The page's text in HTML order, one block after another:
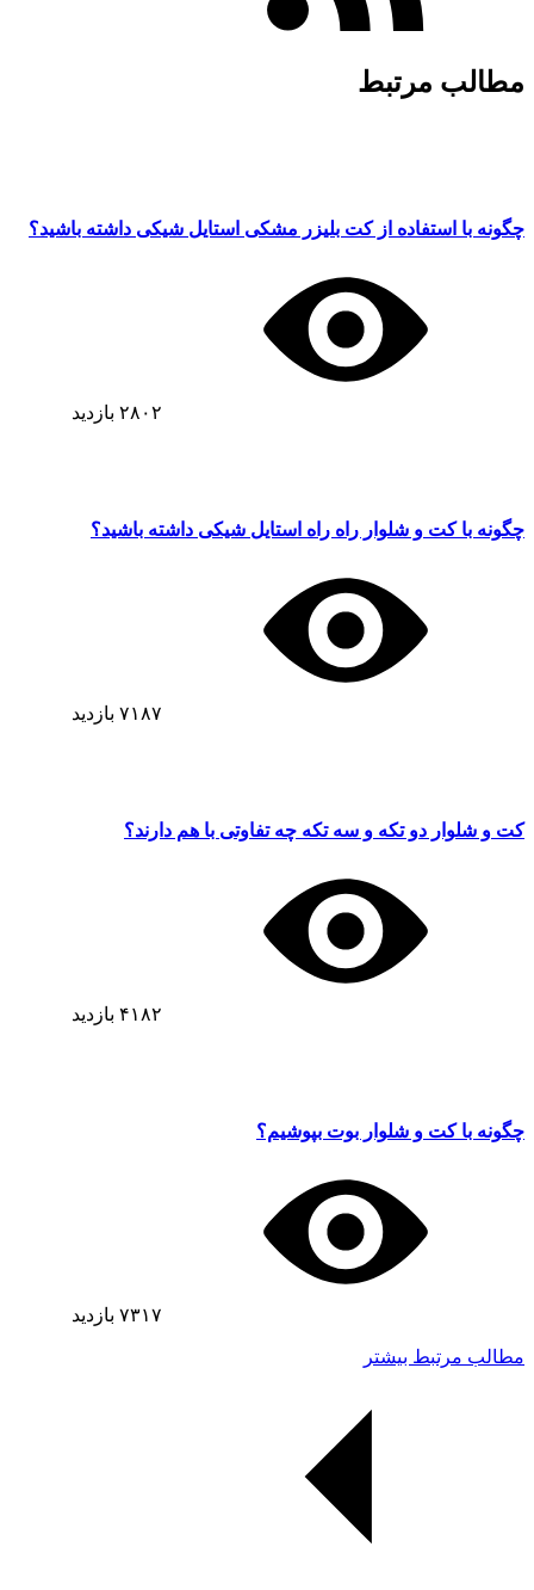
مطالب مرتبط
چگونه با استفاده از کت بلیزر مشکی استایل شیکی داشته باشید؟
۲۸۰۲ بازدید
چگونه با کت و شلوار راه راه استایل شیکی داشته باشید؟
۷۱۸۷ بازدید
کت و شلوار دو تکه و سه تکه چه تفاوتی با هم دارند؟
۴۱۸۲ بازدید
چگونه با کت و شلوار بوت بپوشیم؟
۷۳۱۷ بازدید
مطالب مرتبط بیشتر